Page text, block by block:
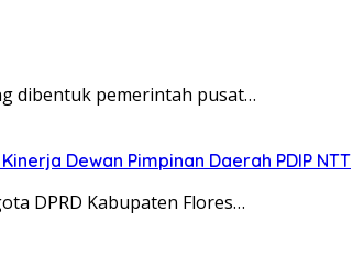
dibentuk pemerintah pusat…
Dewan Pimpinan Daerah PDIP NTT
DPRD Kabupaten Flores…